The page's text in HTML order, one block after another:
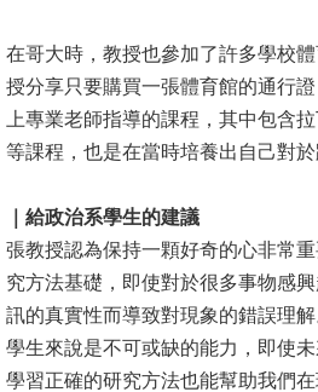
心
輔
&
學
捐
款
教
在哥大時，教授也參加了許多學校
授分享只要購買一張體育館的通行
上專業老師指導的課程，其中包含
等課程，也是在當時培養出自己對於
｜給政治系學生的建議
張教授認為保持一顆好奇的心非常
究方法基礎，即使對於很多事物感
訊的真實性而導致對現象的錯誤理
學生來說是不可或缺的能力，即使
學習正確的研究方法也能幫助我們